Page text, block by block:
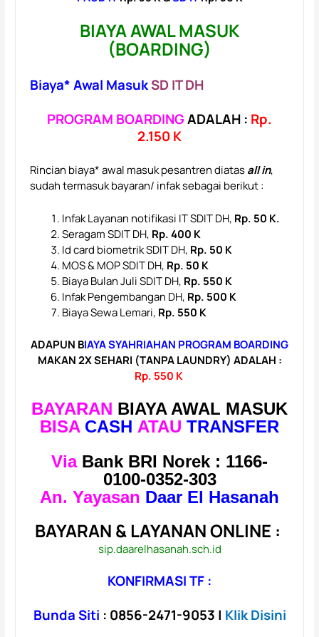
BIAYA AWAL MASUK
(BOARDING)
Biaya* Awal MasukSD IT DH
PROGRAM BOARDINGADALAH : Rp.
2.150 K
Rincian biaya* awal masuk pesantren diatasall in,
sudah termasuk bayaran/ infak sebagai berikut :
Infak Layanan notifikasi IT SDIT DH, Rp. 50 K.
Seragam SDIT DH, Rp. 400 K
Id card biometrik SDIT DH, Rp. 50 K
MOS & MOP SDIT DH, Rp. 50 K
Biaya Bulan Juli SDIT DH, Rp. 550 K
Infak Pengembangan DH, Rp. 500 K
Biaya Sewa Lemari, Rp. 550 K
ADAPUN BIAYA SYAHRIAHAN PROGRAM BOARDING
MAKAN 2X SEHARI (TANPA LAUNDRY) ADALAH :
Rp. 550 K
BAYARAN BIAYA AWAL MASUK
BISA CASH ATAU TRANSFER
Via Bank BRI Norek : 1166-
0100-0352-303
An. Yayasan Daar El Hasanah
BAYARAN & LAYANAN ONLINE :
sip.daarelhasanah.sch.id
KONFIRMASI TF :
Bunda Siti : 0856-2471-9053 | Klik Disini